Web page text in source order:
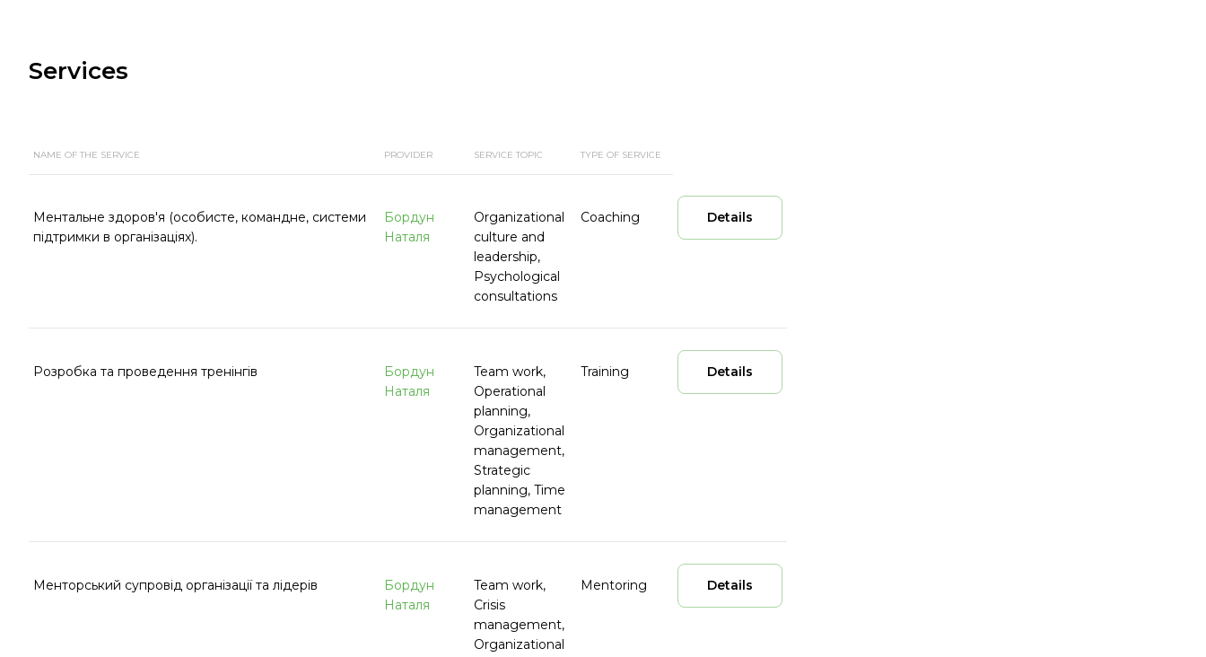
Services
NAME OF THE SERVICE PROVIDER SERVICE TOPIC TYPE OF SERVICE
Ментальне здоров'я (особисте, командне, системи
підтримки в організаціях).
Бордун
Наталя
Organizational
culture and
leadership,
Psychological
consultations
Coaching Details
Розробка та проведення тренінгів
Бордун
Наталя
Team work,
Operational
planning,
Organizational
management,
Strategic
planning, Time
management
Training Details
Менторський супровід організації та лідерів
Бордун
Наталя
Team work,
Crisis
management,
Organizational
Mentoring Details